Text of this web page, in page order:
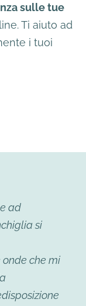
sulle tue
Ti aiuto ad
i tuoi
ad
si
che mi